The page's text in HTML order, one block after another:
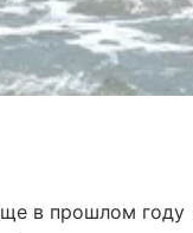
в прошлом году